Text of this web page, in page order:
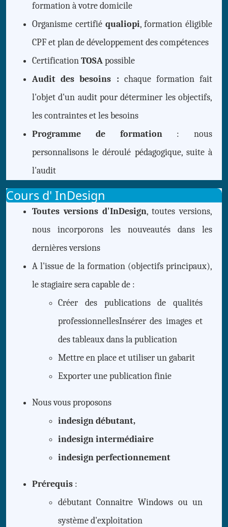
formation à votre domicile
Organisme certifié qualiopi, formation éligible
CPF et plan de développement des compétences
CertificationTOSApossible
Audit des besoins : chaque formation fait
l'objet d'un audit pour déterminer les objectifs,
les contraintes et les besoins
Programme de formation: nous
personnalisons le déroulé pédagogique, suite à
l'audit
Cours d' InDesign
Toutes versions d'InDesign, toutes versions,
nous incorporons les nouveautés dans les
dernières versions
A l'issue de la formation (objectifs principaux),
le stagiaire sera capable de :
Créer des publications de qualités
professionnellesInsérer des images et
des tableaux dans la publication
Mettre en place et utiliser un gabarit
Exporter une publication finie
Nous vous proposons
indesign débutant,
indesign intermédiaire
indesign perfectionnement
Prérequis:
débutant Connaitre Windows ou un
système d'exploitation